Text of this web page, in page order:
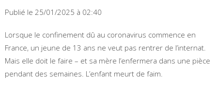
Publié le 25/01/2025 à 02:40
Lorsque le confinement dû au coronavirus commence en
France, un jeune de 13 ans ne veut pas rentrer de l’internat.
Mais elle doit le faire – et sa mère l’enfermera dans une pièce
pendant des semaines. L’enfant meurt de faim.